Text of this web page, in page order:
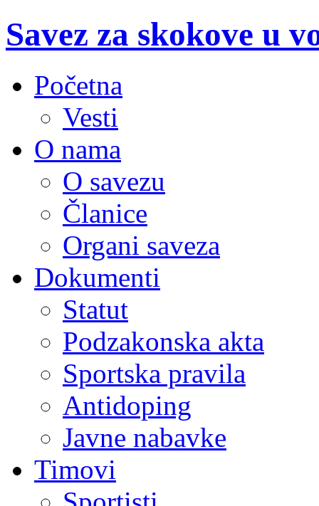
Savez za skokove u
Početna
Vesti
O nama
O savezu
Članice
Organi saveza
Dokumenti
Statut
Podzakonska akta
Sportska pravila
Antidoping
Javne nabavke
Timovi